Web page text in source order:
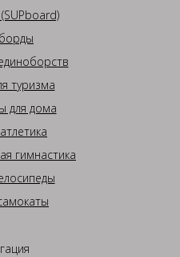
туризма
для дома
гимнастика